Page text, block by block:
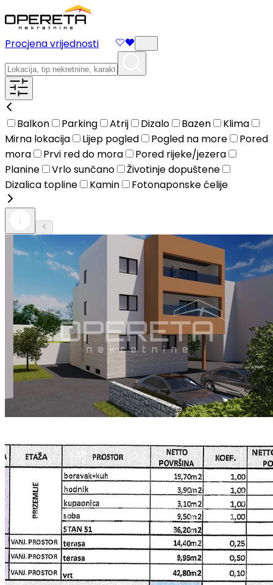
Procjena vrijednosti
Balkon Parking Atrij Dizalo Bazen
Klima
Mirna lokacija
Lijep pogled Pogled na more
Pored
mora
Prvi red do mora
Pored rijeke/jezera
Planine
Vrlo sunčano
Životinje dopuštene
Dizalica topline
Kamin Fotonaponske ćelije